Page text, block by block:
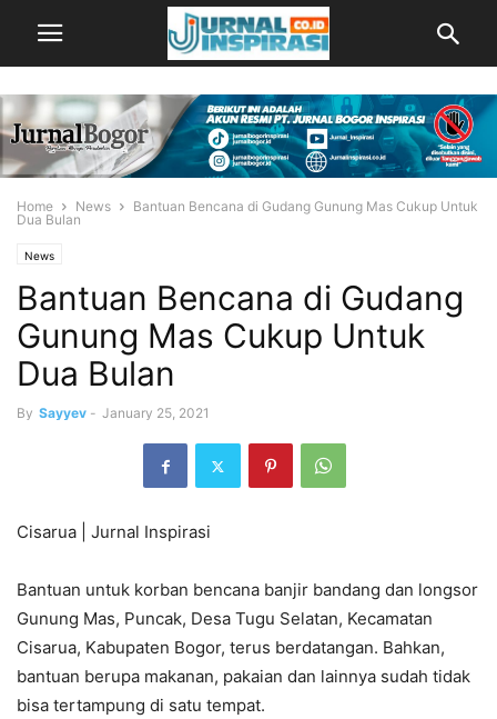
Home News
Bantuan Bencana di Gudang Gunung Mas Cukup Untuk
Dua Bulan
News
Bantuan Bencana di Gudang
Gunung Mas Cukup Untuk
Dua Bulan
By Sayyev - January 25, 2021
Cisarua | Jurnal Inspirasi
Bantuan untuk korban bencana banjir bandang dan longsor
Gunung Mas, Puncak, Desa Tugu Selatan, Kecamatan
Cisarua, Kabupaten Bogor, terus berdatangan. Bahkan,
bantuan berupa makanan, pakaian dan lainnya sudah tidak
bisa tertampung di satu tempat.